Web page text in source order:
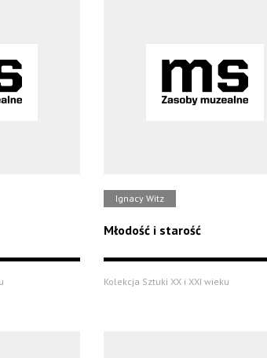
Ignacy Witz
Młodość i starość
Kolekcja Sztuki XX i XXI wieku